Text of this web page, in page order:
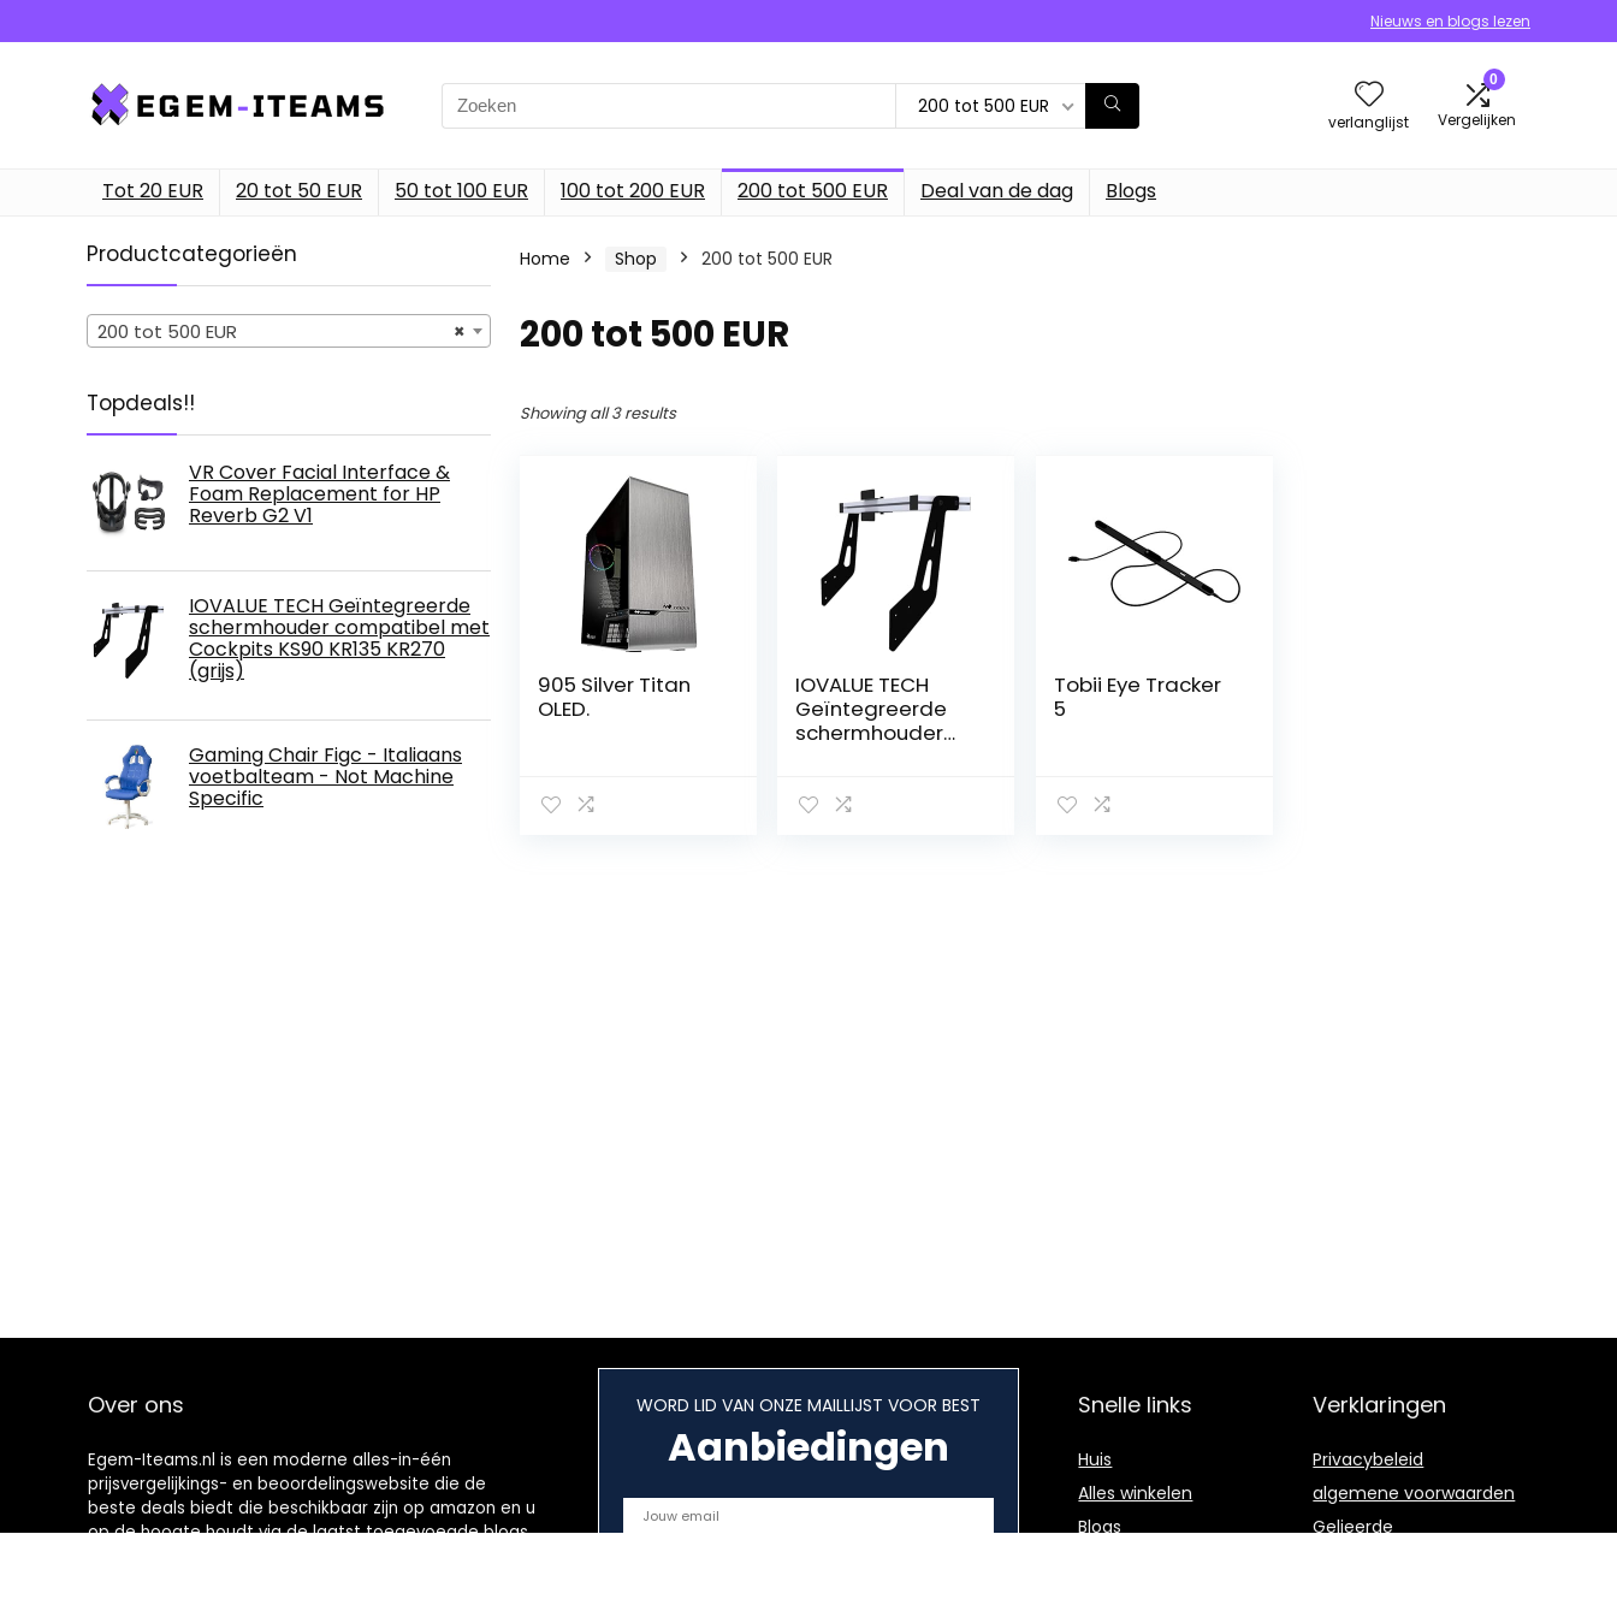
Nieuws en blogs lezen
Search
for:
200 tot 500 EUR
verlanglijst
0
Vergelijken
Tot 20 EUR 20 tot 50 EUR 50 tot 100 EUR 100 tot 200 EUR 200 tot 500 EUR Deal van de dag Blogs
Productcategorieën
×
200 tot 500 EUR
Topdeals!!
VR Cover Facial Interface &
Foam Replacement for HP
Reverb G2 V1
IOVALUE TECH Geïntegreerde
schermhouder compatibel met
Cockpits KS90 KR135 KR270
(grijs)
Gaming Chair Figc - Italiaans
voetbalteam - Not Machine
Specific
Home Shop 200 tot 500 EUR
200 tot 500 EUR
Showing all 3 results
905 Silver Titan
OLED.
IOVALUE TECH
Geïntegreerde
schermhouder
KR135 KR270
Tobii Eye Tracker
5
Over ons
Egem-Iteams.nl is een moderne alles-in-één
prijsvergelijkings- en beoordelingswebsite die de
beste deals biedt die beschikbaar zijn op amazon en u
op de hoogte houdt via de laatst toegevoegde blogs.
WORD LID VAN ONZE MAILLIJST VOOR BEST
Aanbiedingen
Snelle links
Huis
Alles winkelen
Blogs
Verklaringen
Privacybeleid
algemene voorwaarden
Gelieerde